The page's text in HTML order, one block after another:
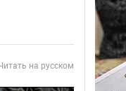
на русском